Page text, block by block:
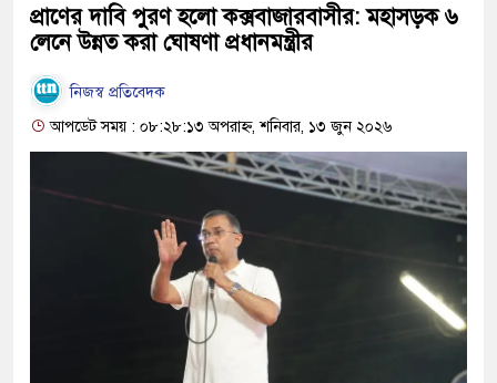
প্রাণের দাবি পুরণ হলো কক্সবাজারবাসীর: মহাসড়ক ৬
লেনে উন্নত করা ঘোষণা প্রধানমন্ত্রীর
নিজস্ব প্রতিবেদক
আপডেট সময় : ০৮:২৮:১৩ অপরাহ্ন, শনিবার, ১৩ জুন ২০২৬